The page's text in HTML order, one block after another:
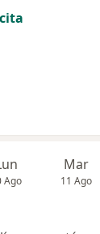
Ago
Mar
11 Ago